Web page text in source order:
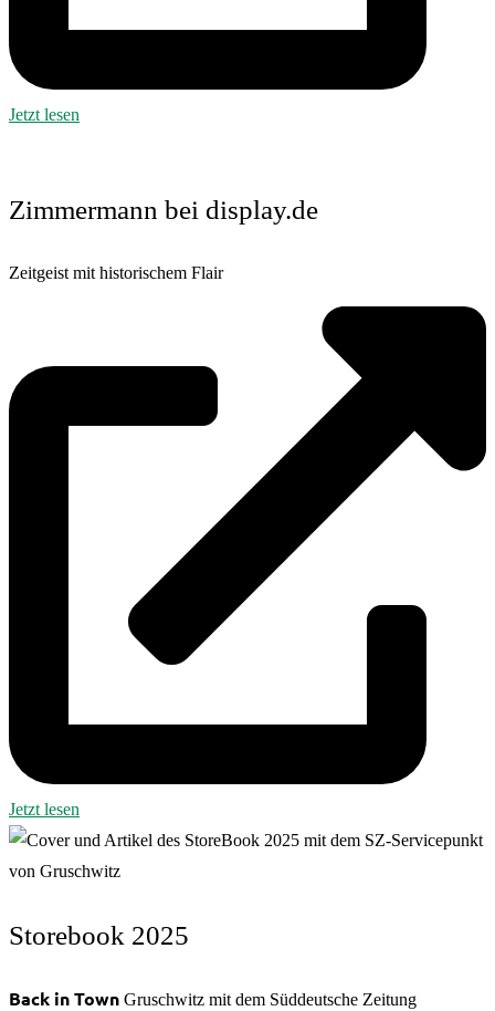
Jetzt lesen
Zimmermann bei display.de
Zeitgeist mit historischem Flair
Jetzt lesen
Storebook 2025
Back in Town Gruschwitz mit dem Süddeutsche Zeitung